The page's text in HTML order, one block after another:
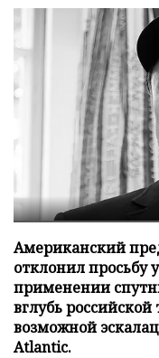
Американский
отклонил просьбу
применении
вглубь
возможной
Atlantic.